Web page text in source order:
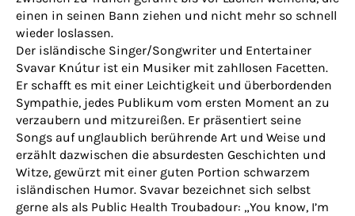
einen in seinen Bann ziehen und nicht mehr so schnell
wieder loslassen.
Der isländische Singer/Songwriter und Entertainer
Svavar Knútur ist ein Musiker mit zahllosen Facetten.
Er schafft es mit einer Leichtigkeit und überbordenden
Sympathie, jedes Publikum vom ersten Moment an zu
verzaubern und mitzureißen. Er präsentiert seine
Songs auf unglaublich berührende Art und Weise und
erzählt dazwischen die absurdesten Geschichten und
Witze, gewürzt mit einer guten Portion schwarzem
isländischen Humor. Svavar bezeichnet sich selbst
gerne als als Public Health Troubadour: „You know, I’m